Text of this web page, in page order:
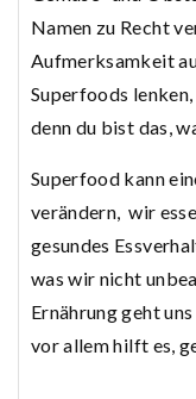
Namen zu Recht
Aufmerksamkeit
Superfoods
denn du bist das,
Superfood kann
verändern, wir
gesundes
was wir nicht
Ernährung geht
vor allem hilft es,